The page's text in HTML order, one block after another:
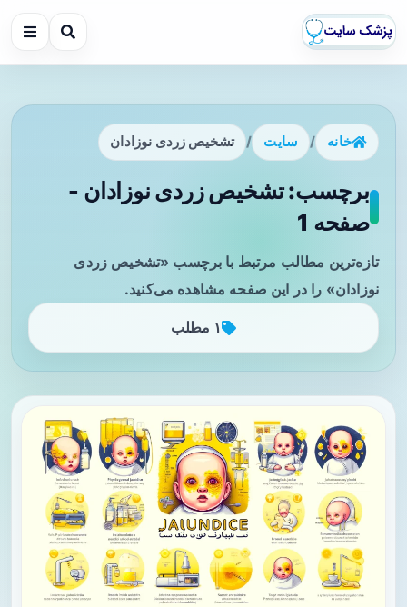
خانه / سایت / تشخیص زردی نوزادان
برچسب: تشخیص زردی نوزادان -
صفحه 1
تازه‌ترین مطالب مرتبط با برچسب «تشخیص زردی
نوزادان» را در این صفحه مشاهده می‌کنید.
۱ مطلب